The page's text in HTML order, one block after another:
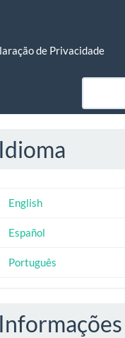
de Privacidade
Idioma
English
Español
Português
Informações